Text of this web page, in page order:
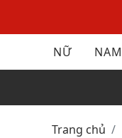
NỮ NAM
Trang chủ